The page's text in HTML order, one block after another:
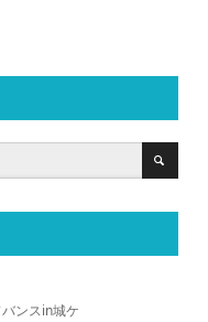
ンスin城ケ